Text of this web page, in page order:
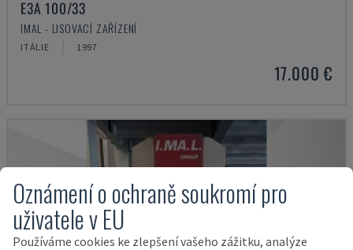
E3A 100/33
IMAL - LISOVACÍ ZAŘÍZENÍ
ITÁLIE 1997
17.000 €
Oznámení o ochraně soukromí pro
uživatele v EU
Používáme cookies ke zlepšení vašeho zážitku, analýze